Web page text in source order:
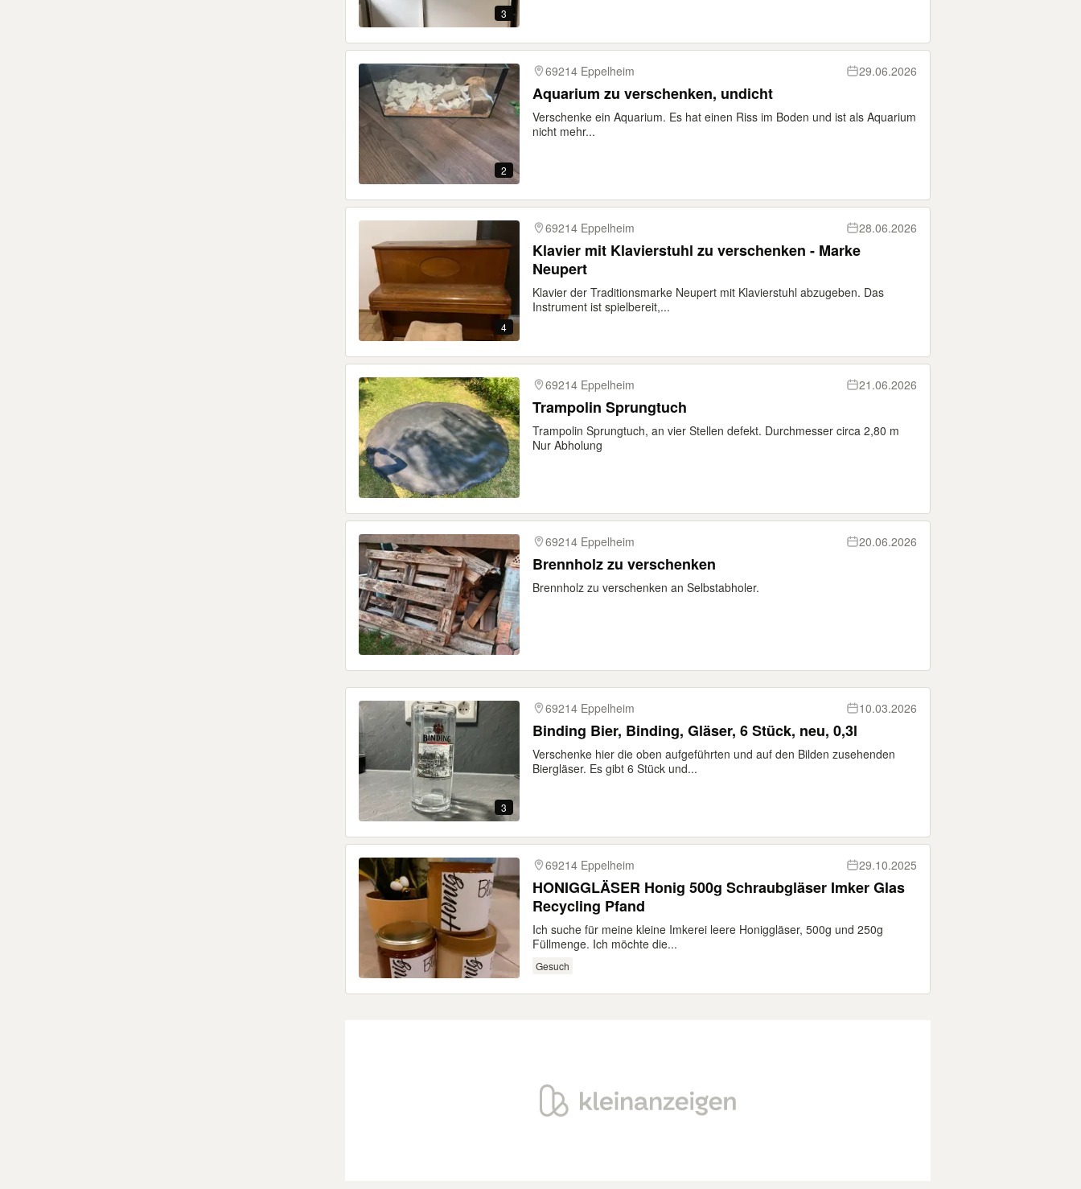
3
2
69214 Eppelheim 29.06.2026
Aquarium zu verschenken, undicht
Verschenke ein Aquarium. Es hat einen Riss im Boden und ist als Aquarium
nicht mehr...
4
69214 Eppelheim 28.06.2026
Klavier mit Klavierstuhl zu verschenken - Marke
Neupert
Klavier der Traditionsmarke Neupert mit Klavierstuhl abzugeben. Das
Instrument ist spielbereit,...
69214 Eppelheim 21.06.2026
Trampolin Sprungtuch
Trampolin Sprungtuch, an vier Stellen defekt. Durchmesser circa 2,80 m
Nur Abholung
69214 Eppelheim 20.06.2026
Brennholz zu verschenken
Brennholz zu verschenken an Selbstabholer.
3
69214 Eppelheim 10.03.2026
Binding Bier, Binding, Gläser, 6 Stück, neu, 0,3l
Verschenke hier die oben aufgeführten und auf den Bilden zusehenden
Biergläser. Es gibt 6 Stück und...
69214 Eppelheim 29.10.2025
HONIGGLÄSER Honig 500g Schraubgläser Imker Glas
Recycling Pfand
Ich suche für meine kleine Imkerei leere Honiggläser, 500g und 250g
Füllmenge. Ich möchte die...
Gesuch